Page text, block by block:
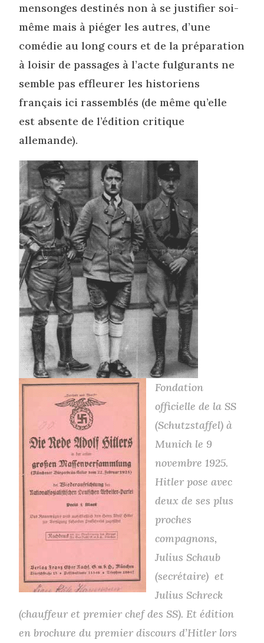
mensonges destinés non à se justifier soi-
même mais à piéger les autres, d’une
comédie au long cours et de la préparation
à loisir de passages à l’acte fulgurants ne
semble pas effleurer les historiens
français ici rassemblés (de même qu’elle
est absente de l’édition critique
allemande).
Fondation
officielle de la SS
(Schutzstaffel) à
Munich le 9
novembre 1925.
Hitler pose avec
deux de ses plus
proches
compagnons,
Julius Schaub
(secrétaire) et
Julius Schreck
(chauffeur et premier chef des SS). Et édition
en brochure du premier discours d’Hitler lors